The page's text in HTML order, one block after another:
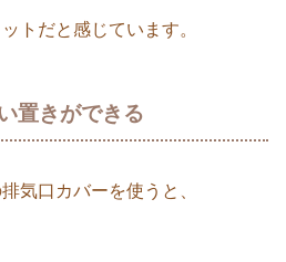
トだと感じています。
置きができる
気口カバーを使うと、